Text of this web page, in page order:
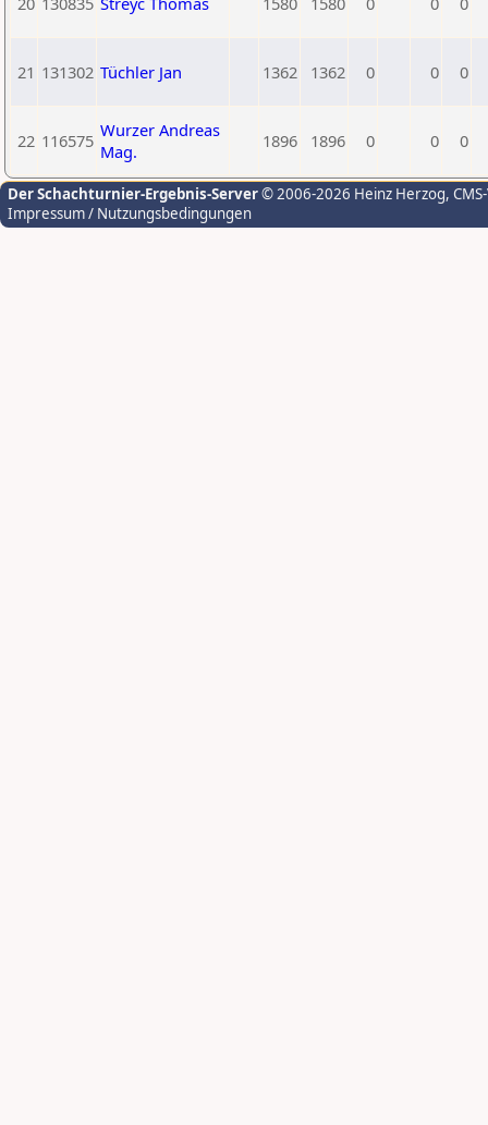
21 131302 Tüchler Jan 1362 1362 0 0 0
22 116575 Wurzer Andreas
Mag.
1896 1896 0 0 0
Der Schachturnier-Ergebnis-Server© 2006-2026 Heinz Herzog,
Impressum / Nutzungsbedingungen